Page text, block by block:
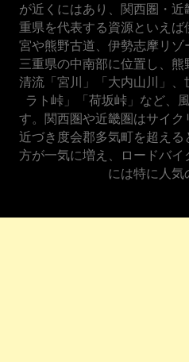
が近くにはあり、関西圏・
重県を代表する資源といえ
宮や熊野古道、伊勢志摩リ
三重県の中南部に位置し、熊
清流「宮川」「大内山川」
ラト峠」「荷坂峠」など、
す。関西圏や近畿圏はサイ
近づき度会郡多気町を超え
方が一気に増え、ロードバ
には特に人気